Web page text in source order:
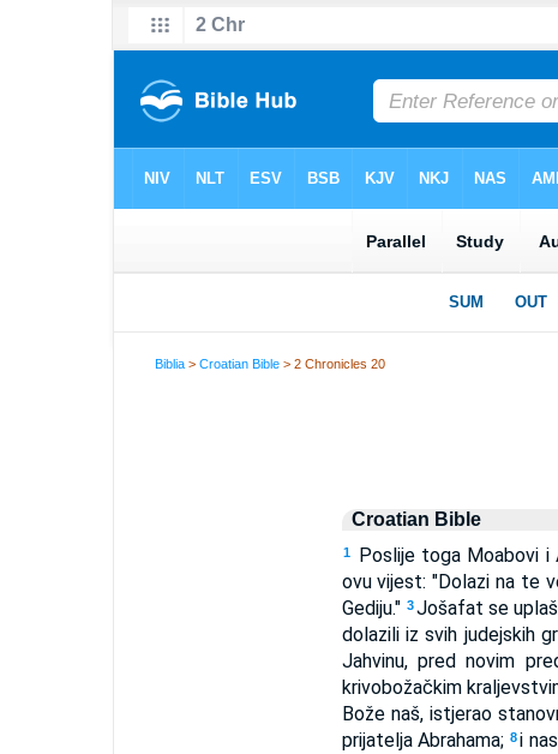
Biblia >Croatian Bible > 2 Chronicles 20
Croatian Bible
1 Poslije toga Moabovi i
ovu vijest: "Dolazi na te
Gediju." 3Jošafat se
dolazili iz svih judejskih
Jahvinu, pred novim
krivobožačkim
Bože naš, istjerao
prijatelja Abrahama; 8 i